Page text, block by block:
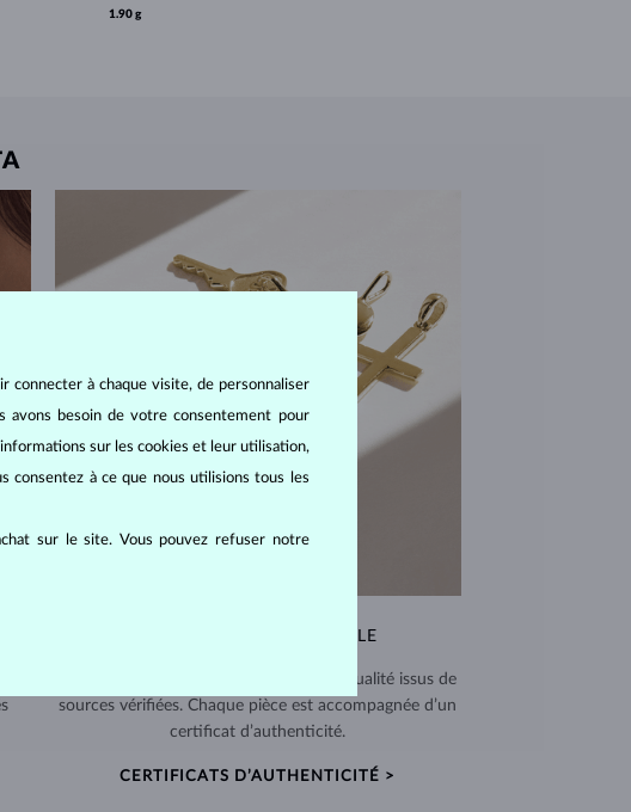
1.90 g
QUALITÉ EXCEPTIONNELLE
Nous utilisons des matériaux de haute qualité issus de
sources vérifiées. Chaque pièce est accompagnée d’un
certificat d’authenticité.
CERTIFICATS D’AUTHENTICITÉ >
connecter à chaque visite, de personnaliser
avons besoin de votre consentement pour
sur les cookies et leur utilisation,
consentez à ce que nous utilisions tous les
sur le site. Vous pouvez refuser notre